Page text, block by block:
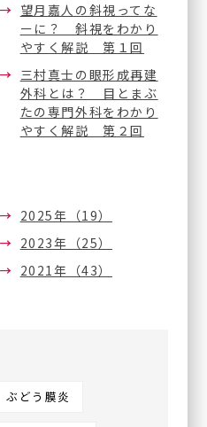
治療）
テッペーザ
（活動性甲状腺眼症に対す
る新治療薬）
アイドック
オルソケラトロジー
アドオンレンズ
白内障手術やり直し
望月嘉人の斜視ってな
ーに？ 斜視をわかり
やすく解説 第１回
三村真士の眼形成再建
外科とは？ 目とまぶ
たの専門外科をわかり
やすく解説 第２回
2025年（19）
2023年（25）
2021年（43）
ぶどう膜炎